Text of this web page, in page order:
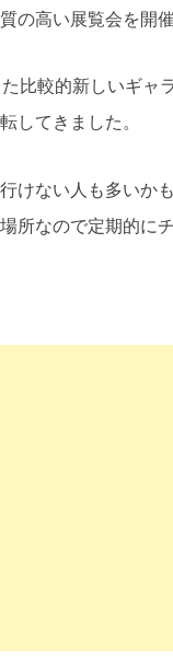
の高い展覧会を開催
比較的新しいギャ
してきました。
けない人も多いか
所なので定期的に